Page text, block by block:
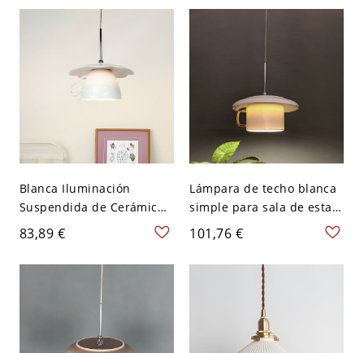
dormitorio - 110 A 120 V
110 A 120 V Verde
Blanca Iluminación
Suspendida de Cerámica
LED Luz Colgante
Modernista de Taza para
Dormitorio - Blanco 110 A
83,89 €
Lámpara de techo blanca
simple para sala de estar
con pantalla de cerámica
en forma de taza de café
y luz hacia abajo de 1
101,76 €